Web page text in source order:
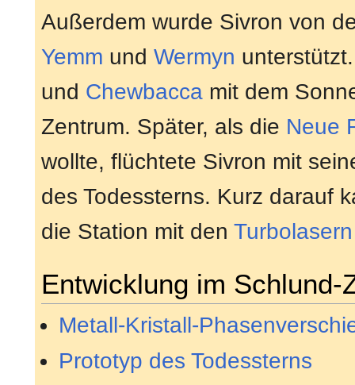
Außerdem wurde Sivron von
Yemm und Wermyn
und Chewbacca mit dem
Zentrum. Später, als die Neue
wollte, flüchtete Sivron mit
des Todessterns. Kurz darauf
die Station mit den Turbolasern
Entwicklung im Schlund-
Metall-Kristall-
Prototyp des Todessterns